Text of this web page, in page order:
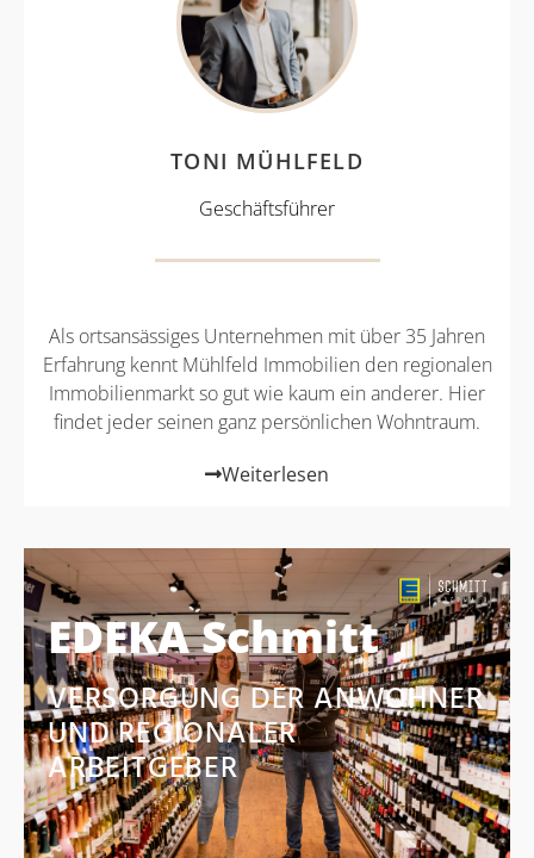
TONI MÜHLFELD
Geschäftsführer
Als ortsansässiges Unternehmen mit über 35 Jahren
Erfahrung kennt Mühlfeld Immobilien den regionalen
Immobilienmarkt so gut wie kaum ein anderer. Hier
findet jeder seinen ganz persönlichen Wohntraum.
Weiterlesen
EDEKA Schmitt
VERSORGUNG DER ANWOHNER
UND REGIONALER
ARBEITGEBER